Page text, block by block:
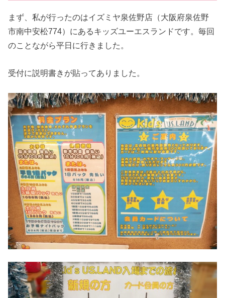
まず、私が行ったのはイズミヤ泉佐野店（大阪府泉佐野
市南中安松774）にあるキッズユーエスランドです。毎回
のことながら平日に行きました。
受付に説明書きが貼ってありました。